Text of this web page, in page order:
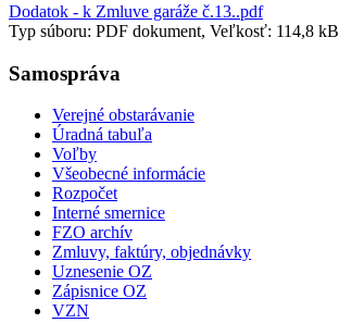
Dodatok - k Zmluve garáže č.13..pdf
Typ súboru: PDF dokument, Veľkosť: 114,8 kB
Samospráva
Verejné obstarávanie
Úradná tabuľa
Voľby
Všeobecné informácie
Rozpočet
Interné smernice
FZO archív
Zmluvy, faktúry, objednávky
Uznesenie OZ
Zápisnice OZ
VZN